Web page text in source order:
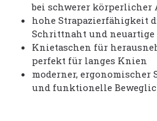
bei schwerer körperlicher
hohe Strapazierfähigkeit
Schrittnaht und
Knietaschen für
perfekt für langes Knien
moderner, ergonomischer
und funktionelle